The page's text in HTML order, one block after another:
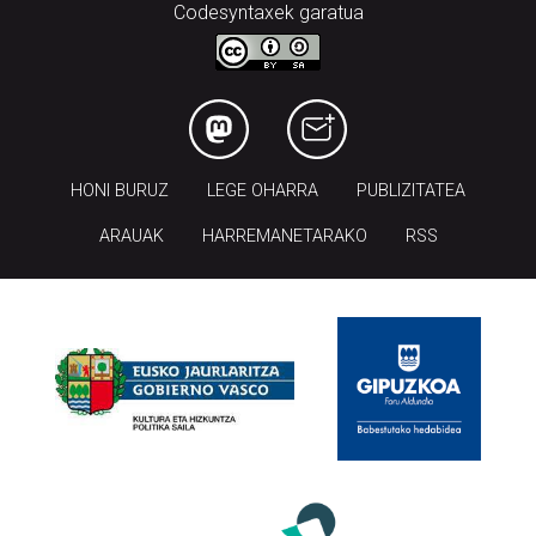
Codesyntaxek garatua
HONI BURUZ LEGE OHARRA PUBLIZITATEA
ARAUAK HARREMANETARAKO RSS